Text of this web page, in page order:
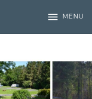
menu MENU